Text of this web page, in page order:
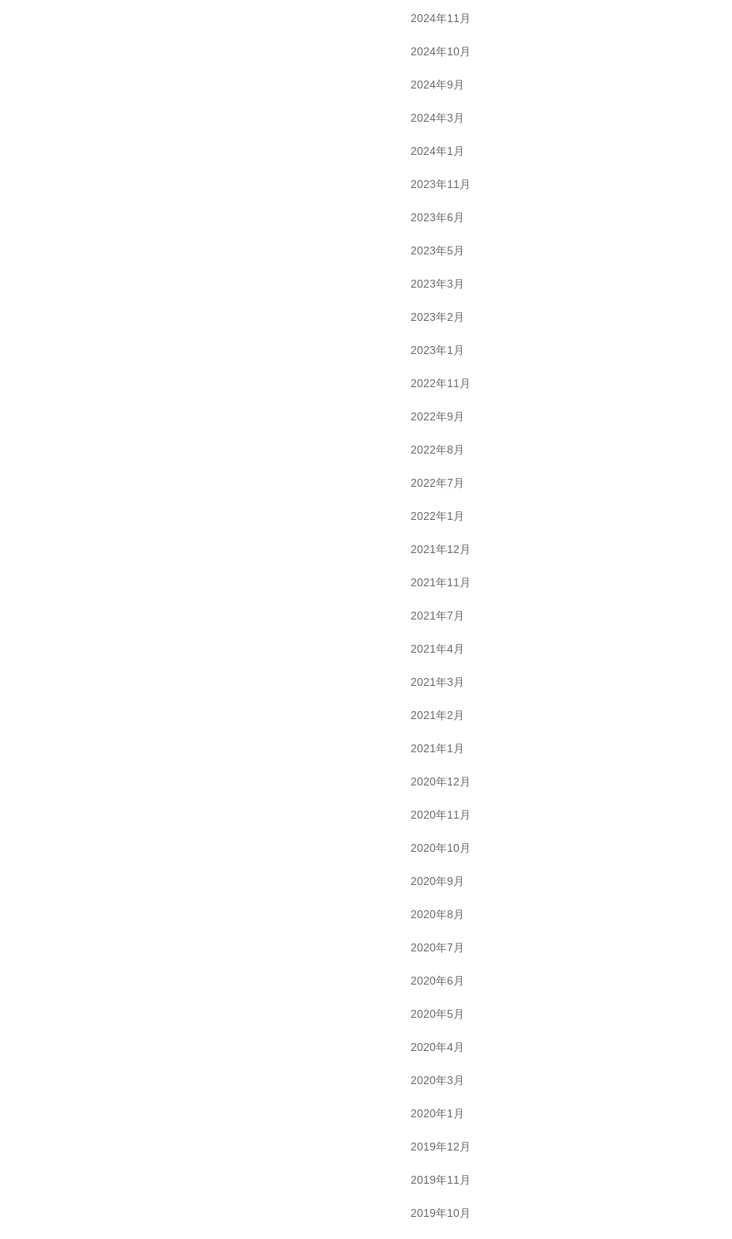
2024年11月
2024年10月
2024年9月
2024年3月
2024年1月
2023年11月
2023年6月
2023年5月
2023年3月
2023年2月
2023年1月
2022年11月
2022年9月
2022年8月
2022年7月
2022年1月
2021年12月
2021年11月
2021年7月
2021年4月
2021年3月
2021年2月
2021年1月
2020年12月
2020年11月
2020年10月
2020年9月
2020年8月
2020年7月
2020年6月
2020年5月
2020年4月
2020年3月
2020年1月
2019年12月
2019年11月
2019年10月